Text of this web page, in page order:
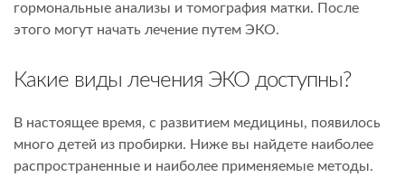
гормональные анализы и томография матки. После
этого могут начать лечение путем ЭКО.
Какие виды лечения ЭКО доступны?
В настоящее время, с развитием медицины, появилось
много детей из пробирки. Ниже вы найдете наиболее
распространенные и наиболее применяемые методы.